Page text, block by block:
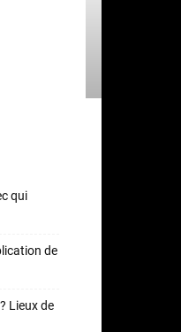
qui
de
Lieux de